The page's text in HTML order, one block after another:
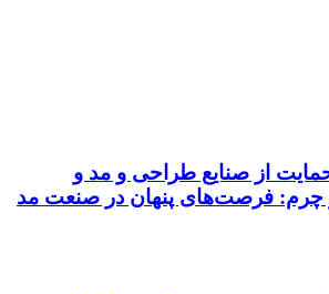
از صنایع طراحی و مد و
فرصت‌های پنهان در صنعت مد